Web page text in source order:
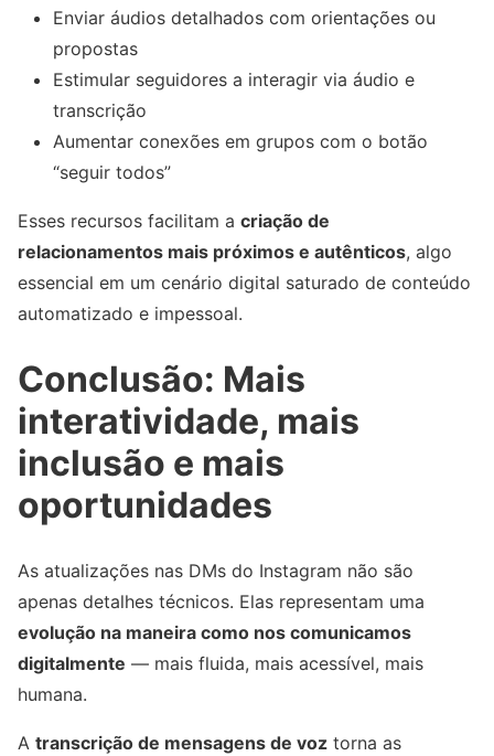
Enviar áudios detalhados com orientações ou
propostas
Estimular seguidores a interagir via áudio e
transcrição
Aumentar conexões em grupos com o botão
“seguir todos”
Esses recursos facilitam a criação de
relacionamentos mais próximos e autênticos, algo
essencial em um cenário digital saturado de conteúdo
automatizado e impessoal.
Conclusão: Mais
interatividade, mais
inclusão e mais
oportunidades
As atualizações nas DMs do Instagram não são
apenas detalhes técnicos. Elas representam uma
evolução na maneira como nos comunicamos
digitalmente — mais fluida, mais acessível, mais
humana.
A transcrição de mensagens de voz torna as